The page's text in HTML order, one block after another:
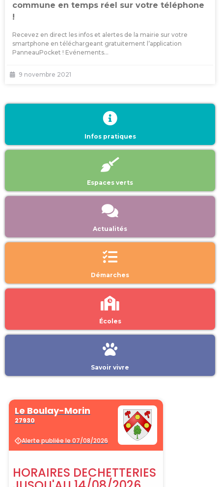
commune en temps réel sur votre téléphone
!
Recevez en direct les infos et alertes de la mairie sur votre
smartphone en téléchargeant gratuitement l’application
PanneauPocket ! Evénements...
9 novembre 2021
Infos pratiques
Espaces verts
Actualités
Démarches
Écoles
Savoir vivre